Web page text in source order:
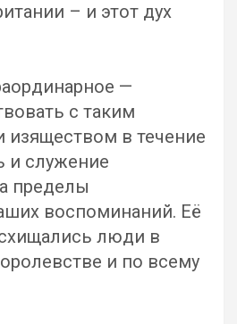
– и этот дух
—
с таким
изяществом в течение
и служение
пределы
воспоминаний. Её
люди в
и по всему